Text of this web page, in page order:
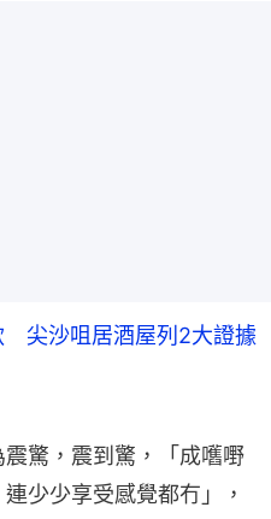
尖沙咀居酒屋列2大證據
驚，震到驚，「成嚿嘢
少少享受感覺都冇」，